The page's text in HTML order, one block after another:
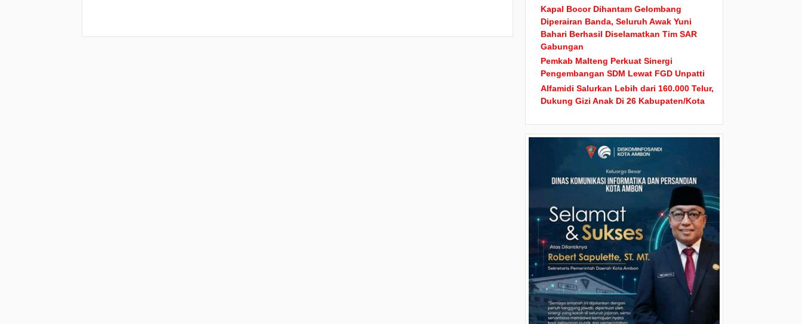
Kapal Bocor Dihantam Gelombang
Diperairan Banda, Seluruh Awak Yuni
Bahari Berhasil Diselamatkan Tim SAR
Gabungan
Pemkab Malteng Perkuat Sinergi
Pengembangan SDM Lewat FGD Unpatti
Alfamidi Salurkan Lebih dari 160.000 Telur,
Dukung Gizi Anak Di 26 Kabupaten/Kota